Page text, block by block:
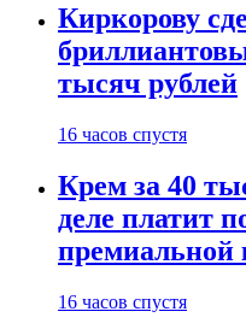
Киркорову
тысяч рублей
16 часов спустя
Крем за 40
деле платит
премиальной
16 часов спустя